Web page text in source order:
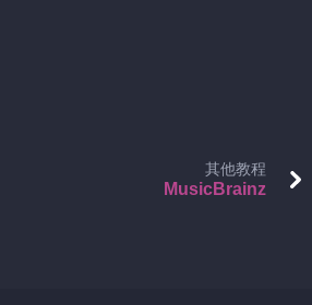
其他教程
MusicBrainz